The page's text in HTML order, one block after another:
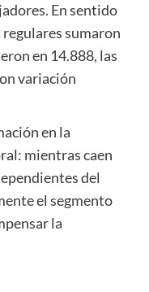
En sentido
sumaron
en 14.888, las
variación
en la
mientras caen
del
el segmento
la